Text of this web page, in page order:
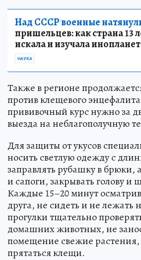
Над СССР военные
пришельцев: как страна 13
искала и изучала
НАУКА
Также в регионе
против клещевого
прививочный курс нужно за
выезда на неблагополучную
Для защиты от укусов
носить светлую одежду с
заправлять рубашку в брюки,
и сапоги, закрывать голову
Каждые 15–20 минут
друга, не сидеть и не лежать
прогулки тщательно
домашних животных, не
помещение свежие растения,
прятаться клещи.